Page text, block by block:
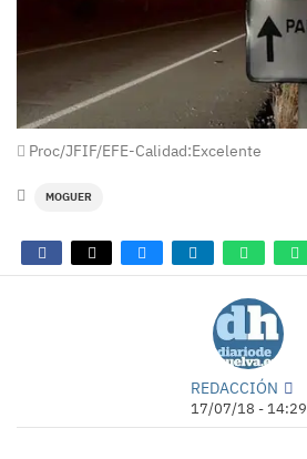
Proc/JFIF/EFE-Calidad:Excelente
MOGUER
REDACCIÓN
17/07/18 - 14:29